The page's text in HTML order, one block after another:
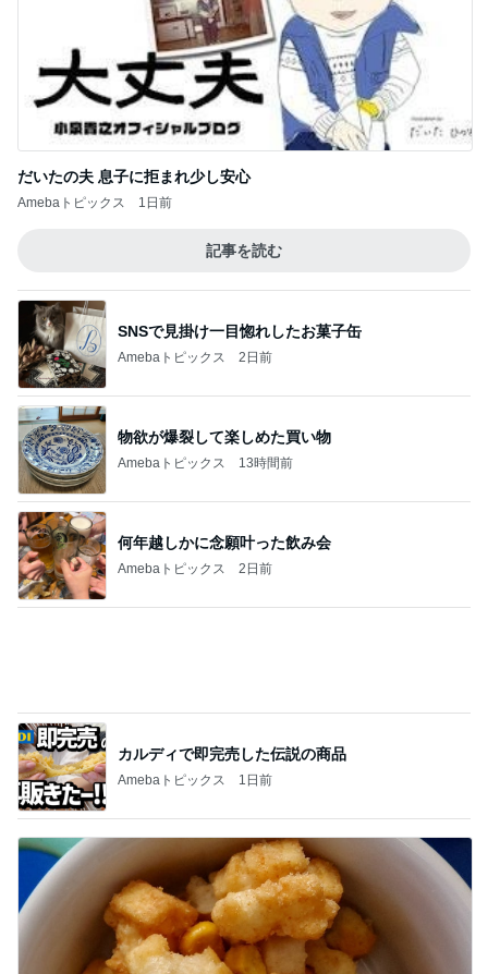
記事を読む
SNSで見掛け一目惚れしたお菓子缶
Amebaトピックス 13時間前
何年越しかに念願叶った飲み会
Amebaトピックス 2日前
カルディで即完売した伝説の商品
Amebaトピックス 1日前
お土産を買わなくてはいけない観念
Amebaトピックス 1日前
記事を読む